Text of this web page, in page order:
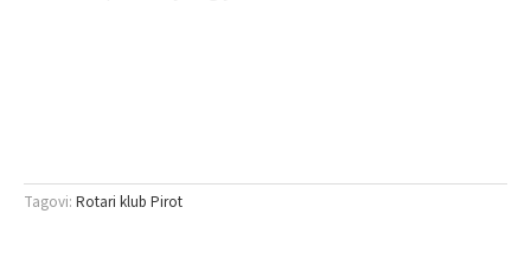
Tagovi: Rotari klub Pirot